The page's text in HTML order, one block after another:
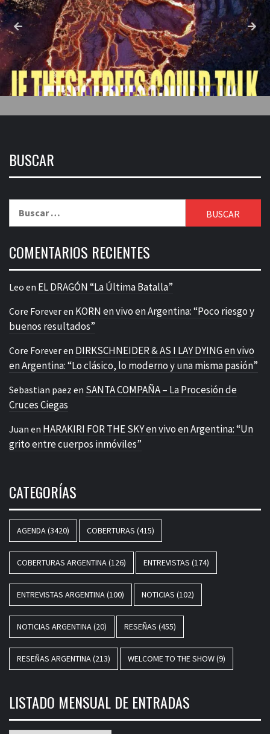
BUSCAR
COMENTARIOS RECIENTES
Leo en EL DRAGÓN “La Última Batalla”
Core Foreveren KORN en vivo en Argentina: “Poco riesgo y
buenos resultados”
Core Foreveren DIRKSCHNEIDER & AS I LAY DYING en vivo
en Argentina: “Lo clásico, lo moderno y una misma pasión”
Sebastian paez en SANTA COMPAÑA – La Procesión de
Cruces Ciegas
Juan en HARAKIRI FOR THE SKY en vivo en Argentina: “Un
grito entre cuerpos inmóviles”
CATEGORÍAS
AGENDA(3420) COBERTURAS (415)
COBERTURAS ARGENTINA(126) ENTREVISTAS (174)
ENTREVISTAS ARGENTINA(100) NOTICIAS (102)
NOTICIAS ARGENTINA(20) RESEÑAS (455)
RESEÑAS ARGENTINA(213) WELCOME TO THE SHOW(9)
LISTADO MENSUAL DE ENTRADAS